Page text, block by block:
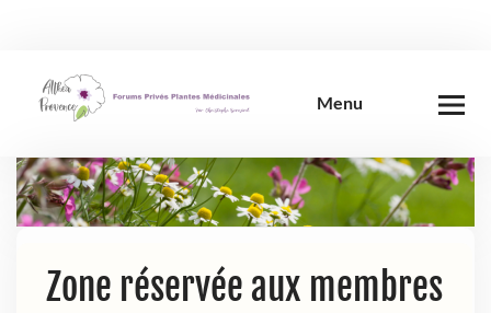
content
Menu
Zone réservée aux membres